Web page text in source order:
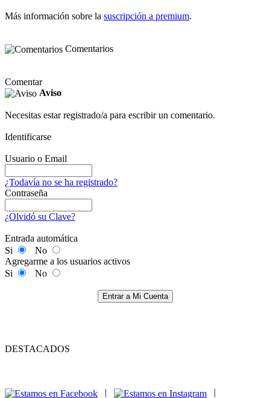
Más información sobre la suscripción a premium.
Comentarios
Comentar
Aviso
Necesitas estar registrado/a para escribir un comentario.
Identificarse
Usuario o Email
¿Todavía no se ha registrado?
Contraseña
¿Olvidó su Clave?
Entrada automática
Si
No
Agregarme a los usuarios activos
Si
No
Entrar a Mi Cuenta
DESTACADOS